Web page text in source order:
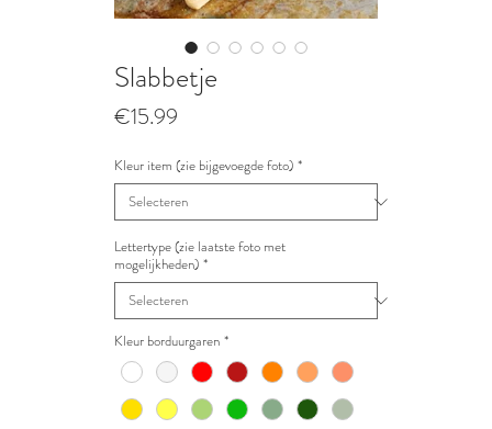
Slabbetje
€15.99
Kleur item (zie bijgevoegde foto) *
Lettertype (zie laatste foto met
mogelijkheden) *
Kleur borduurgaren *